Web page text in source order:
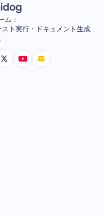
ム：
ト実行・ドキュメント生成